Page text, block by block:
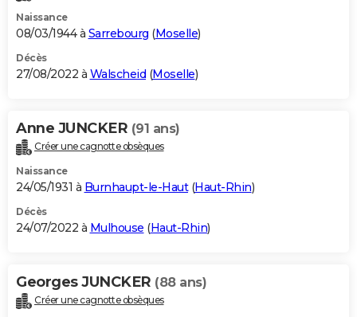
Naissance
08/03/1944 à Sarrebourg (Moselle)
Décès
27/08/2022 à Walscheid (Moselle)
Anne JUNCKER (91 ans)
Créer une cagnotte obsèques
Naissance
24/05/1931 à Burnhaupt-le-Haut(Haut-Rhin)
Décès
24/07/2022 à Mulhouse (Haut-Rhin)
Georges JUNCKER (88 ans)
Créer une cagnotte obsèques